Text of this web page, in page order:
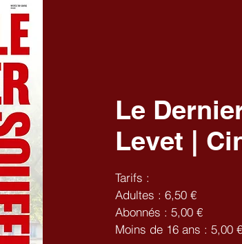
Le
Levet |
Tarifs :
Adultes : 6,50 €
Abonnés : 5,00 €
Moins de 16 ans : 5,00 €